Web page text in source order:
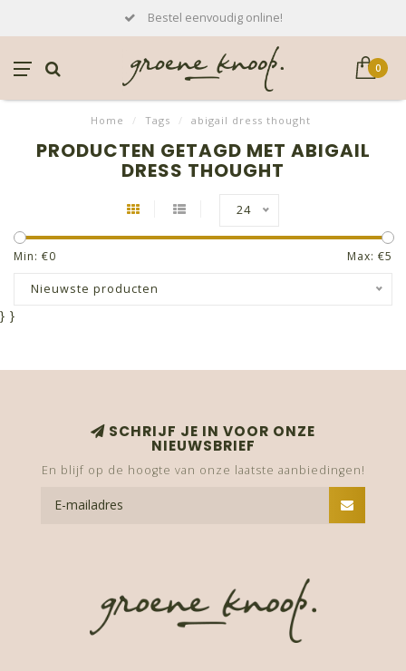
Bestel eenvoudig online!
0
Home / Tags / abigail dress thought
PRODUCTEN GETAGD MET ABIGAIL
DRESS THOUGHT
24
Min: €0 Max: €5
Nieuwste producten
} }
SCHRIJF JE IN VOOR ONZE
NIEUWSBRIEF
En blijf op de hoogte van onze laatste aanbiedingen!